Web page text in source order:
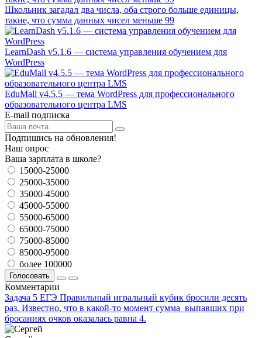
Школьник загадал два числа, оба строго больше единицы,
такие, что сумма данных чисел меньше 99
LearnDash v5.1.6 — система управления обучением для
WordPress
EduMall v4.5.5 — тема WordPress для профессионального
образовательного центра LMS
E-mail подписка
Подпишись на обновления!
Наш опрос
Ваша зарплата в школе?
15000-25000
25000-35000
35000-45000
45000-55000
55000-65000
65000-75000
75000-85000
85000-95000
более 100000
Голосовать
Комментарии
Задача 5 ЕГЭ Правильный игральный кубик бросили десять
раз. Известно, что в какой-то момент сумма выпавших при
бросаниях очков оказалась равна 4.